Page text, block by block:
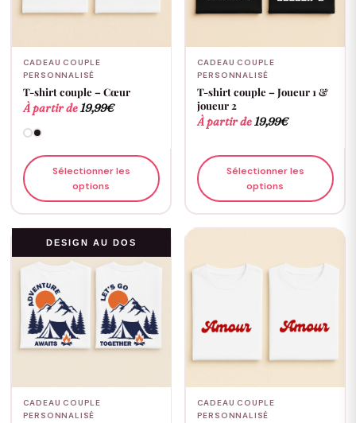
CADEAU COUPLE
PERSONNALISÉ
T-shirt couple – Cœur
À partir de19,99€
Sélectionner les
options
CADEAU COUPLE
PERSONNALISÉ
T-shirt couple – Joueur 1 &
joueur 2
À partir de19,99€
Sélectionner les
options
DESIGN AU DOS
CADEAU COUPLE
PERSONNALISÉ
CADEAU COUPLE
PERSONNALISÉ